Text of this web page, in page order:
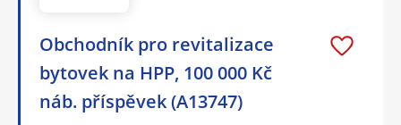
Obchodník pro revitalizace
bytovek na HPP, 100 000 Kč
náb. příspěvek (A13747)